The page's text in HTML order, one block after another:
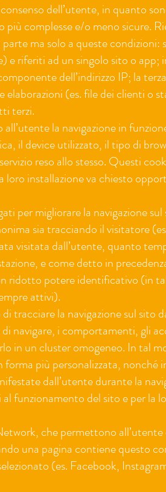
dell’utente, in quanto
più complesse e/o meno sicure.
ma solo a queste condizioni:
e riferiti ad un singolo sito o app;
dell’indirizzo IP; la
(es. file dei clienti o
terzi.
la navigazione in
il device utilizzato, il tipo di
reso allo stesso. Questi
installazione va chiesto
per migliorare la navigazione
sia tracciando il visitatore
visitata dall’utente, quanto
e come detto in
ridotto potere identificativo (in
attivi).
tracciare la navigazione sul sito
navigare, i comportamenti, gli
in un cluster omogeneo. In tal
più personalizzata, nonché
dall’utente durante la
funzionamento del sito e per la
che permettono
una pagina contiene questo
(es. Facebook,